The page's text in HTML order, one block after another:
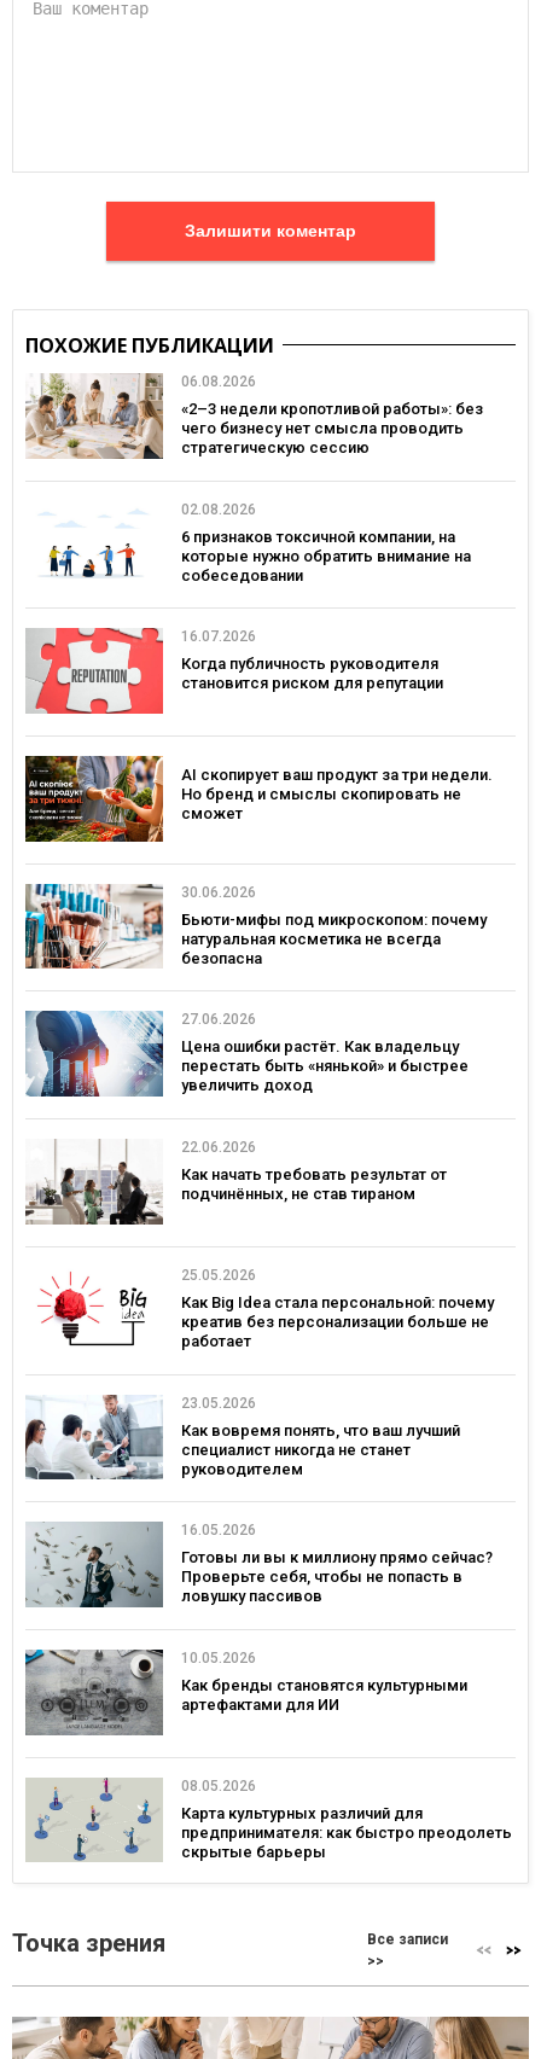
Залишити коментар
ПОХОЖИЕ ПУБЛИКАЦИИ
06.08.2026
«2–3 недели кропотливой работы»: без
чего бизнесу нет смысла проводить
стратегическую сессию
02.08.2026
6 признаков токсичной компании, на
которые нужно обратить внимание на
собеседовании
16.07.2026
Когда публичность руководителя
становится риском для репутации
AI скопирует ваш продукт за три недели.
Но бренд и смыслы скопировать не
сможет
30.06.2026
Бьюти-мифы под микроскопом: почему
натуральная косметика не всегда
безопасна
27.06.2026
Цена ошибки растёт. Как владельцу
перестать быть «нянькой» и быстрее
увеличить доход
22.06.2026
Как начать требовать результат от
подчинённых, не став тираном
25.05.2026
Как Big Idea стала персональной: почему
креатив без персонализации больше не
работает
23.05.2026
Как вовремя понять, что ваш лучший
специалист никогда не станет
руководителем
16.05.2026
Готовы ли вы к миллиону прямо сейчас?
Проверьте себя, чтобы не попасть в
ловушку пассивов
10.05.2026
Как бренды становятся культурными
артефактами для ИИ
08.05.2026
Карта культурных различий для
предпринимателя: как быстро преодолеть
скрытые барьеры
Точка зрения
Все записи
>>